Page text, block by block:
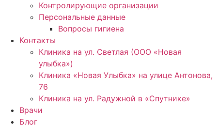
Контролирующие организации
Персональные данные
Вопросы гигиена
Контакты
Клиника на ул. Светлая (ООО «Новая
улыбка»)
Клиника «Новая Улыбка» на улице Антонова,
76
Клиника на ул. Радужной в «Спутнике»
Врачи
Блог